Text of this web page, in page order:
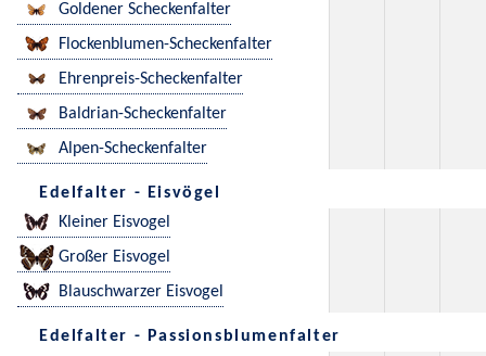
Goldener Scheckenfalter
Flockenblumen-Scheckenfalter
Ehrenpreis-Scheckenfalter
Baldrian-Scheckenfalter
Alpen-Scheckenfalter
Edelfalter - Eisvögel
Kleiner Eisvogel
Großer Eisvogel
Blauschwarzer Eisvogel
Edelfalter - Passionsblumenfalter